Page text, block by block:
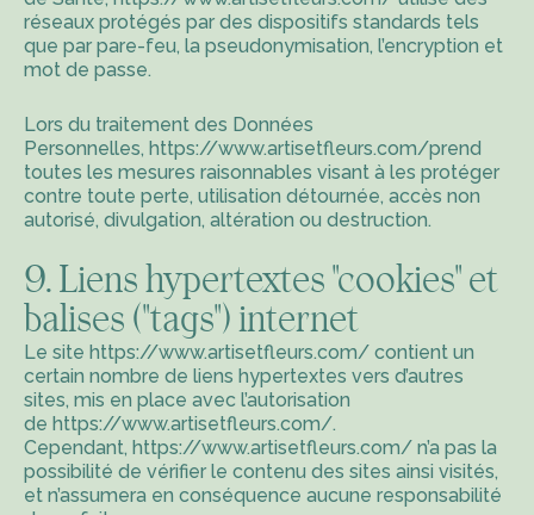
réseaux protégés par des dispositifs standards tels
que par pare-feu, la pseudonymisation, l’encryption et
mot de passe.
Lors du traitement des Données
Personnelles, https://www.artisetfleurs.com/prend
toutes les mesures raisonnables visant à les protéger
contre toute perte, utilisation détournée, accès non
autorisé, divulgation, altération ou destruction.
9. Liens hypertextes "cookies" et
balises ("tags") internet
Le site https://www.artisetfleurs.com/ contient un
certain nombre de liens hypertextes vers d’autres
sites, mis en place avec l’autorisation
de https://www.artisetfleurs.com/.
Cependant, https://www.artisetfleurs.com/ n’a pas la
possibilité de vérifier le contenu des sites ainsi visités,
et n’assumera en conséquence aucune responsabilité